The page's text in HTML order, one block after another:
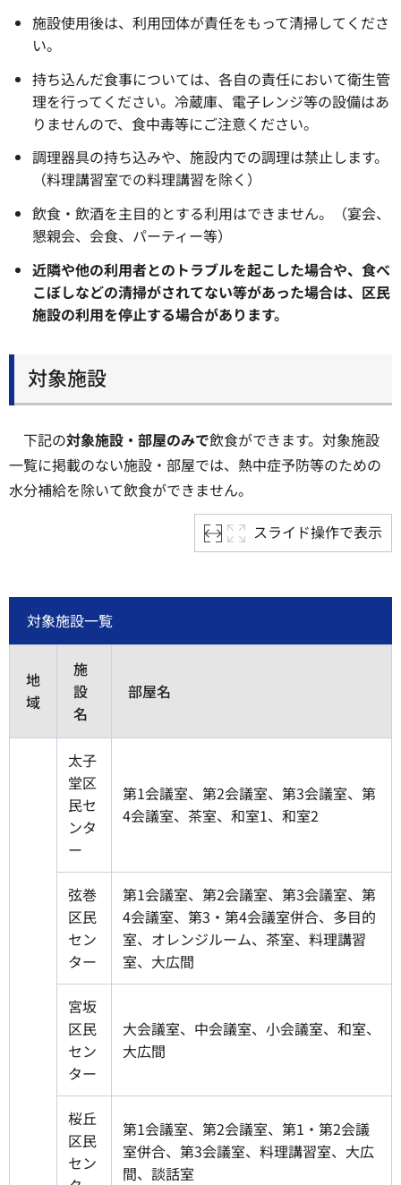
施設使用後は、利用団体が責任をもって清掃してくださ
い。
持ち込んだ食事については、各自の責任において衛生管
理を行ってください。冷蔵庫、電子レンジ等の設備はあ
りませんので、食中毒等にご注意ください。
調理器具の持ち込みや、施設内での調理は禁止します。
（料理講習室での料理講習を除く）
飲食・飲酒を主目的とする利用はできません。（宴会、
懇親会、会食、パーティー等）
近隣や他の利用者とのトラブルを起こした場合や、食べ
こぼしなどの清掃がされてない等があった場合は、区民
施設の利用を停止する場合があります。
対象施設
下記の対象施設・部屋のみで飲食ができます。対象施設
一覧に掲載のない施設・部屋では、熱中症予防等のための
水分補給を除いて飲食ができません。
スライド操作で表示
対象施設一覧
地
域
施
設
名
部屋名
太子
堂区
民セ
ンタ
ー
第1会議室、第2会議室、第3会議室、第
4会議室、茶室、和室1、和室2
弦巻
区民
セン
ター
第1会議室、第2会議室、第3会議室、第
4会議室、第3・第4会議室併合、多目的
室、オレンジルーム、茶室、料理講習
室、大広間
宮坂
区民
セン
ター
大会議室、中会議室、小会議室、和室、
大広間
桜丘
区民
セン
第1会議室、第2会議室、第1・第2会議
室併合、第3会議室、料理講習室、大広
間、談話室